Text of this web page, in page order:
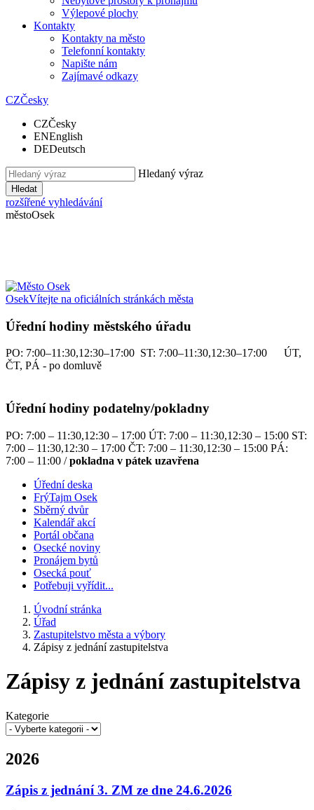
Výlepové plochy
Kontakty
Kontakty na město
Telefonní kontakty
Napište nám
Zajímavé odkazy
CZČesky
CZČesky
ENEnglish
DEDeutsch
Hledaný výraz
Hledat
rozšířené vyhledávání
městoOsek
OsekVítejte na oficiálních stránkách města
Úřední hodiny městského úřadu
PO: 7:00–11:30,12:30–17:00 ST: 7:00–11:30,12:30–17:00 ÚT,
ČT, PÁ - po domluvě
Úřední hodiny podatelny/pokladny
PO: 7:00 – 11:30,12:30 – 17:00 ÚT: 7:00 – 11:30,12:30 – 15:00 ST:
7:00 – 11:30,12:30 – 17:00 ČT: 7:00 – 11:30,12:30 – 15:00 PÁ:
7:00 – 11:00 /pokladna v pátek uzavřena
Úřední deska
FrýTajm Osek
Sběrný dvůr
Kalendář akcí
Portál občana
Osecké noviny
Pronájem bytů
Osecká pouť
Potřebuji vyřídit...
Úvodní stránka
Úřad
Zastupitelstvo města a výbory
Zápisy z jednání zastupitelstva
Zápisy z jednání zastupitelstva
Kategorie
2026
Zápis z jednání 3. ZM ze dne 24.6.2026